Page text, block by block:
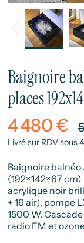
Précédent
Baignoire
places
4 480 €
Livré sur RDV sous
Baignoire
(192×142×67
acrylique noir
+ 16 air), pompe
1500 W.
radio FM et